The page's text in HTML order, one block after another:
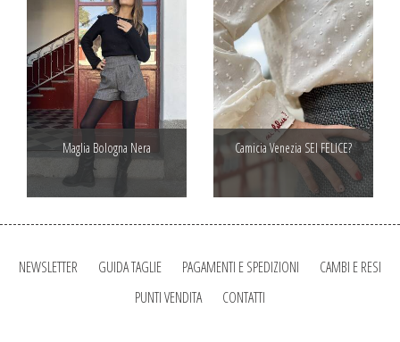
Maglia Bologna Nera Camicia Venezia SEI FELICE?
NEWSLETTER GUIDA TAGLIE PAGAMENTI E SPEDIZIONI
CAMBI E RESI
PUNTI VENDITA
CONTATTI